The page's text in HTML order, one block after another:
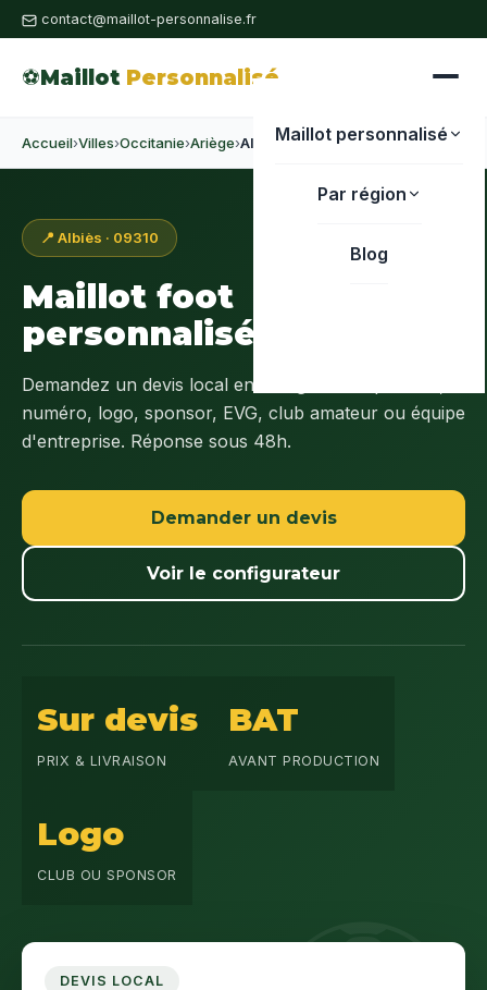
contact@maillot-personnalise.fr
⚽Maillot Personnalisé
Maillot personnalisé
Par région
Blog
Accueil›Villes›Occitanie›Ariège›Albiès
📍 Albiès · 09310
Maillot foot
personnalisé à
Demandez un devis local en
numéro, logo, sponsor, EVG, club amateur ou équipe
d'entreprise. Réponse sous 48h.
Demander un devis
Voir le configurateur
Sur devis
PRIX & LIVRAISON
BAT
AVANT PRODUCTION
Logo
CLUB OU SPONSOR
DEVIS LOCAL